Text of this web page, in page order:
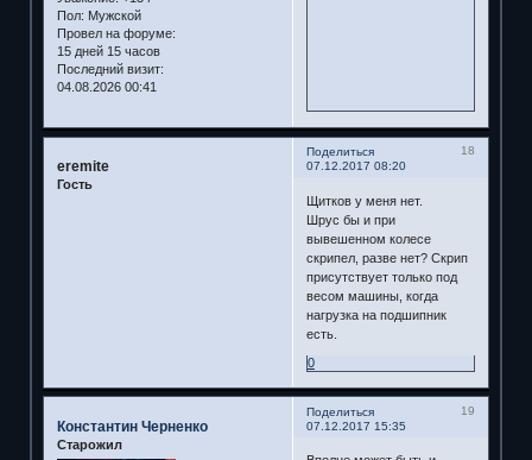
Пол: Мужской
Провел на форуме:
15 дней 15 часов
Последний визит:
04.08.2026 00:41
Поделиться
18
07.12.2017 08:20
eremite
Гость
Щитков у меня нет.
Шрус бы и при
вывешенном колесе
скрипел, разве нет? Скрип
присутствует только под
весом машины, когда
нагрузка на подшипник
есть.
0
Поделиться
19
07.12.2017 15:35
Константин Черненко
Старожил